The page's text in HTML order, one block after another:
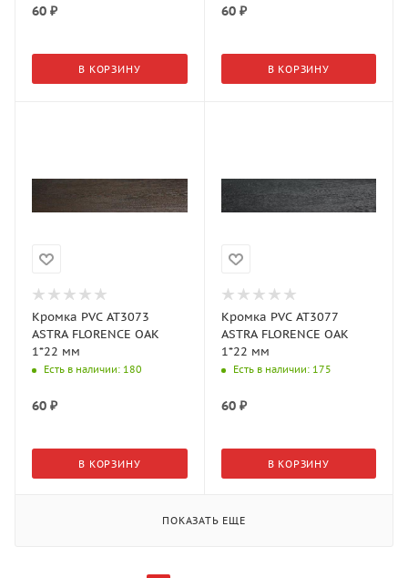
60 ₽
В КОРЗИНУ
60₽
В КОРЗИНУ
Кромка PVC AT3073
ASTRA FLORENCE OAK
1*22 мм
Есть в наличии: 180
60 ₽
В КОРЗИНУ
Кромка PVC AT3077
ASTRA FLORENCE OAK
1*22 мм
Есть в наличии: 175
60₽
В КОРЗИНУ
ПОКАЗАТЬ ЕЩЕ